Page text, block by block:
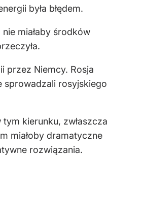
była błędem.
miałaby środków
przez Niemcy. Rosja
sprowadzali rosyjskiego
kierunku, zwłaszcza
miałoby dramatyczne
rozwiązania.